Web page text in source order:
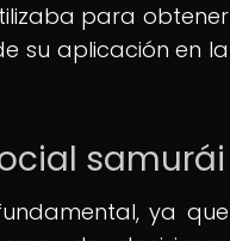
para obtener
su aplicación en la
samurái
ya que